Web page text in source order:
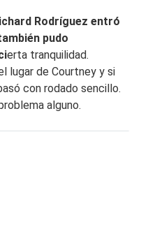
Rodríguez entró
pudo
erta tranquilidad.
lugar de Courtney y si
con rodado sencillo.
alguno.